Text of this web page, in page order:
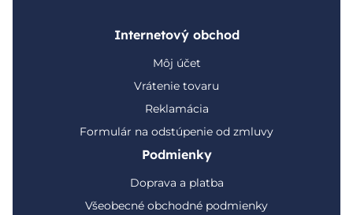
Internetový obchod
Môj účet
Vrátenie tovaru
Reklamácia
Formulár na odstúpenie od zmluvy
Podmienky
Doprava a platba
Všeobecné obchodné podmienky